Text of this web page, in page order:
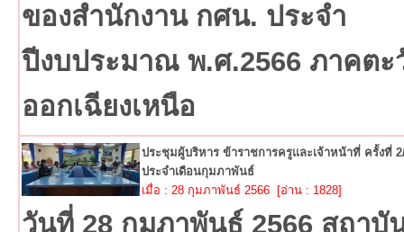
ของสำนักงาน กศน. ประจำ
ปีงบประมาณ พ.ศ.2566 ภาคตะ
ออกเฉียงเหนือ
ประชุมผู้บริหาร ข้าราชการครูและเจ้าหน้าที่ ครั้งที่
ประจำเดือนกุมภาพันธ์
เมื่อ : 28 กุมภาพันธ์ 2566 [อ่าน : 1828]
วันที่ 28 กุมภาพันธ์ 2566 สถาบั